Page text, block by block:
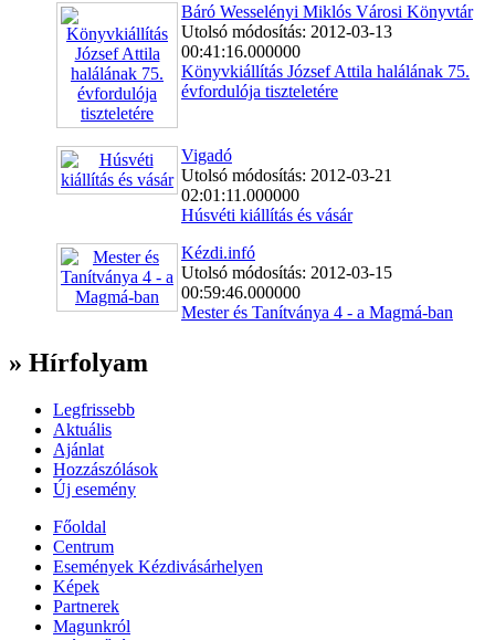
Báró Wesselényi Miklós Városi Könyvtár
Utolsó módosítás: 2012-03-13
00:41:16.000000
Könyvkiállítás József Attila halálának 75.
évfordulója tiszteletére
Vigadó
Utolsó módosítás: 2012-03-21
02:01:11.000000
Húsvéti kiállítás és vásár
Kézdi.infó
Utolsó módosítás: 2012-03-15
00:59:46.000000
Mester és Tanítványa 4 - a Magmá-ban
» Hírfolyam
Legfrissebb
Aktuális
Ajánlat
Hozzászólások
Új esemény
Főoldal
Centrum
Események Kézdivásárhelyen
Képek
Partnerek
Magunkról